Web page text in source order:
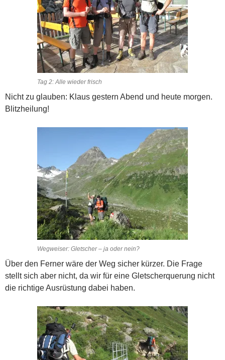
Tag 2: Alle wieder frisch
Nicht zu glauben: Klaus gestern Abend und heute morgen.
Blitzheilung!
Wegweiser: Gletscher – ja oder nein?
Über den Ferner wäre der Weg sicher kürzer. Die Frage
stellt sich aber nicht, da wir für eine Gletscherquerung nicht
die richtige Ausrüstung dabei haben.